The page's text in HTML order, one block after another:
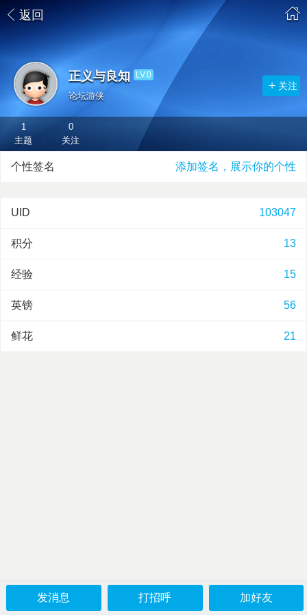
发消息 打招呼 加好友
返回
论坛游侠
关注
正义与良知 LV.0
1
主题
0
关注
个性签名 添加签名，展示你的个性
UID 103047
积分 13
经验 15
英镑 56
鲜花 21